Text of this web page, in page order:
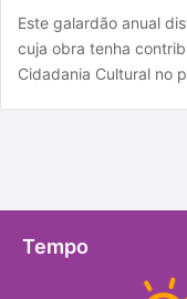
Este galardão anual
cuja obra tenha
Cidadania Cultural no
Tempo